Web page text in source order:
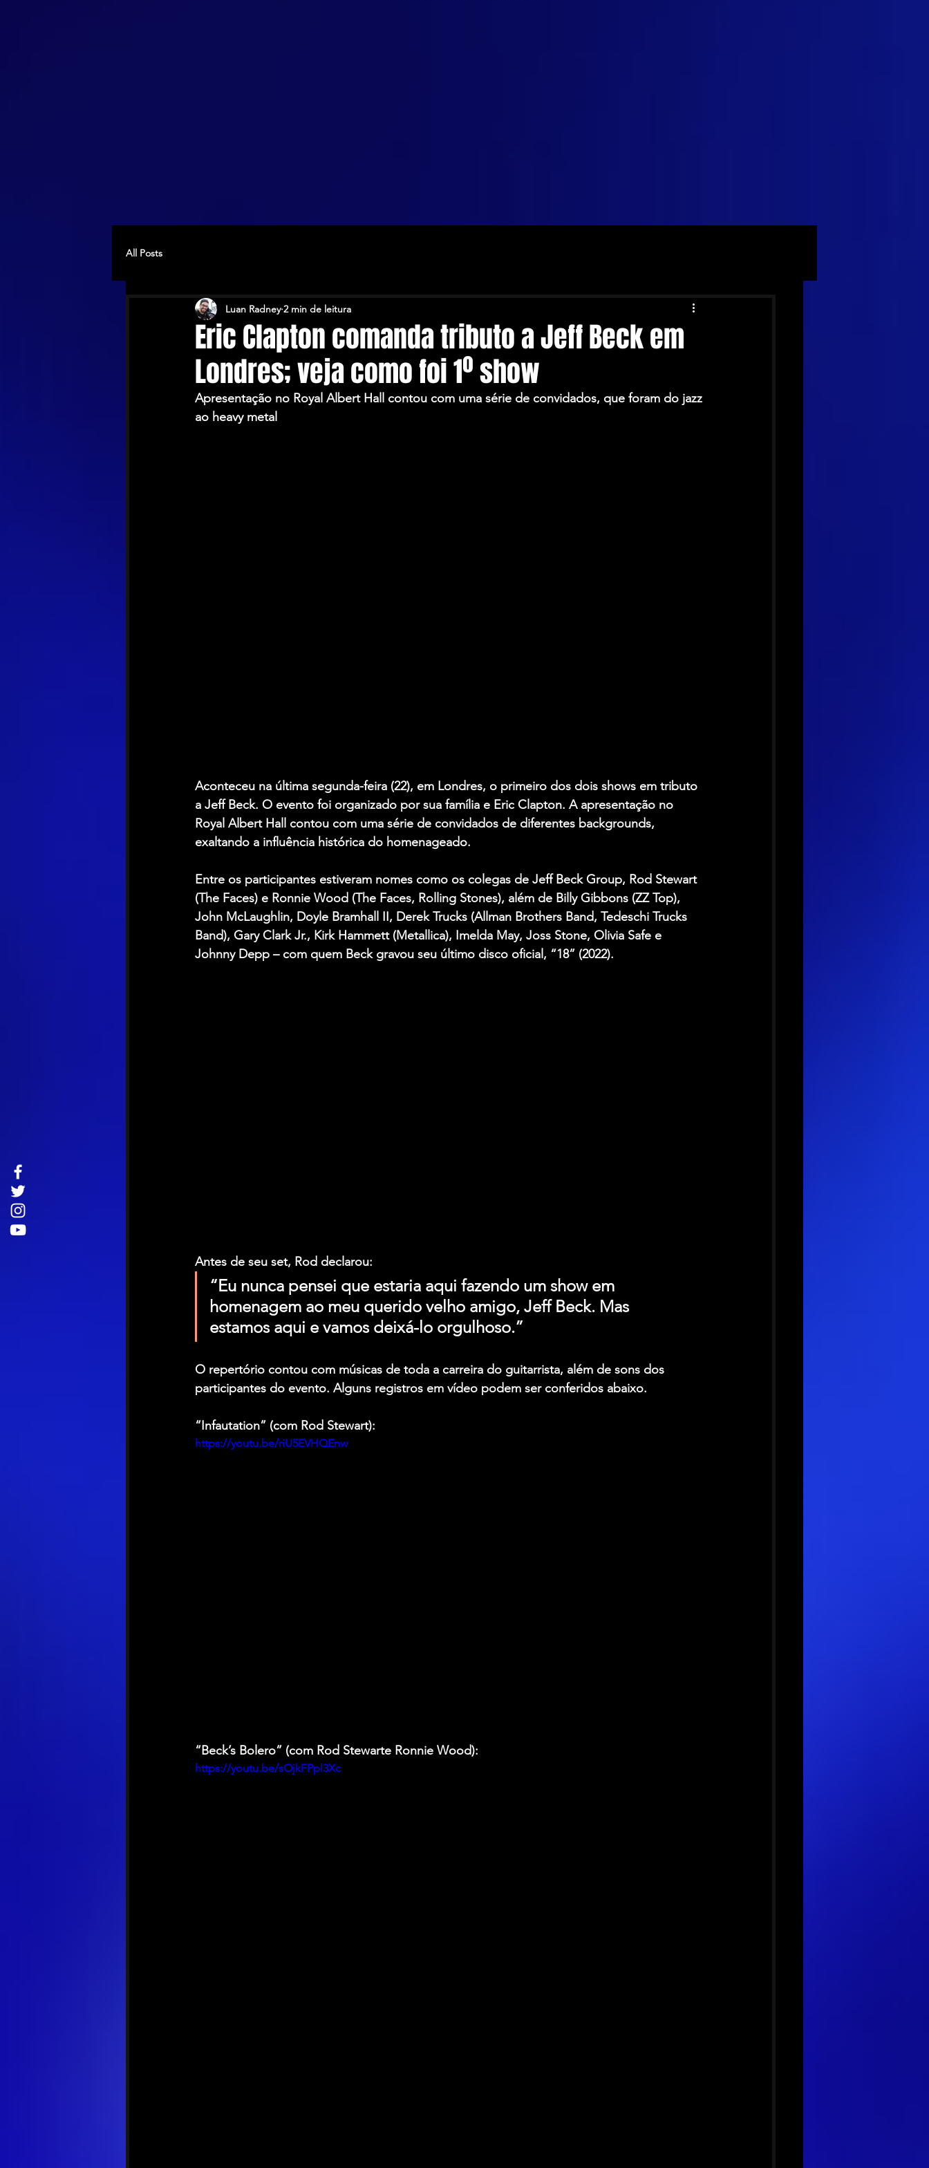
All Posts
Eric Clapton comanda tributo a Jeff Beck em
Londres; veja como foi 1º show
Luan Radney 2 min de leitura
Apresentação no Royal Albert Hall contou com uma série de convidados, que foram do jazz
ao heavy metal
Aconteceu na última segunda-feira (22), em Londres, o primeiro dos dois shows em tributo
a Jeff Beck. O evento foi organizado por sua família e Eric Clapton. A apresentação no
Royal Albert Hall contou com uma série de convidados de diferentes backgrounds,
exaltando a influência histórica do homenageado.
Entre os participantes estiveram nomes como os colegas de Jeff Beck Group, Rod Stewart
(The Faces) e Ronnie Wood (The Faces, Rolling Stones), além de Billy Gibbons (ZZ Top),
John McLaughlin, Doyle Bramhall II, Derek Trucks (Allman Brothers Band, Tedeschi Trucks
Band), Gary Clark Jr., Kirk Hammett (Metallica), Imelda May, Joss Stone, Olivia Safe e
Johnny Depp – com quem Beck gravou seu último disco oficial, “18” (2022).
Antes de seu set, Rod declarou:
“Eu nunca pensei que estaria aqui fazendo um show em
homenagem ao meu querido velho amigo, Jeff Beck. Mas
estamos aqui e vamos deixá-lo orgulhoso.”
O repertório contou com músicas de toda a carreira do guitarrista, além de sons dos
participantes do evento. Alguns registros em vídeo podem ser conferidos abaixo.
“Infautation” (com Rod Stewart):
https://youtu.be/riU5EVHQEnw
“Beck’s Bolero” (com Rod Stewarte Ronnie Wood):
https://youtu.be/sOjkFPpl3Xc